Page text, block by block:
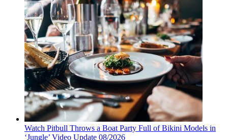
Watch Pitbull Throws a Boat Party Full of Bikini Models in
‘Jungle’ Video Update 08/2026